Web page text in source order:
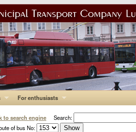
For enthusiasts
to search engine Search:
of bus No: